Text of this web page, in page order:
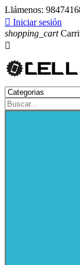
Llámenos:
 Iniciar sesión
shopping_cart
